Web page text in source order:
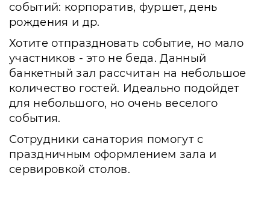
событий: корпоратив, фуршет, день
рождения и др.
Хотите отпраздновать событие, но мало
участников - это не беда. Данный
банкетный зал рассчитан на небольшое
количество гостей. Идеально подойдет
для небольшого, но очень веселого
события.
Сотрудники санатория помогут с
праздничным оформлением зала и
сервировкой столов.